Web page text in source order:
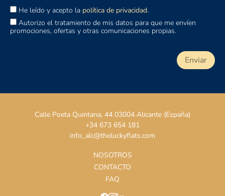
He leído y acepto la política de privacidad.
Autorizo el tratamiento de mis datos para que me envíen
promociones, ofertas y otras comunicaciones propias.
Calle Poeta Quintana, 44 03004 Alicante (España)
+34 673 654 181
info_alc@theluckyflats.com
NOSOTROS
CONTACTO
FAQ